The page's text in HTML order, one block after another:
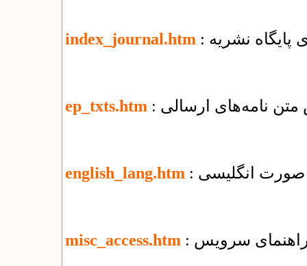
index_journal.htm پایگاه نشریه
ep_txts.htm متن نامه‌های ارسالی
english_lang.htm صورت انگلیسی
misc_access.htm